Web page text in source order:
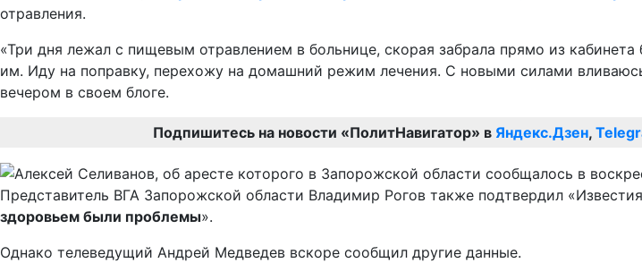
отравления.
«Три дня лежал с пищевым отравлением в больнице, скорая забрала прямо из
им. Иду на поправку, перехожу на домашний режим лечения. С новыми силами
вечером в своем блоге.
Подпишитесь на новости «ПолитНавигатор» в Яндекс.Дзен,
Представитель ВГА Запорожской области Владимир Рогов также подтвердил
здоровьем были проблемы».
Однако телеведущий Андрей Медведев вскоре сообщил другие данные.